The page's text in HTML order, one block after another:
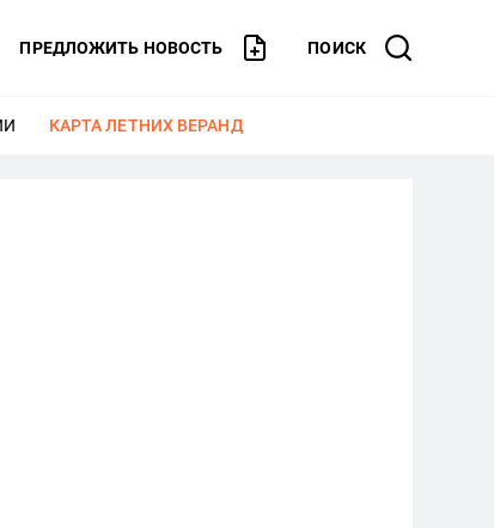
ПРЕДЛОЖИТЬ НОВОСТЬ ПОИСК
ЕЩЕ
КАРТА ЛЕТНИХ ВЕРАНД